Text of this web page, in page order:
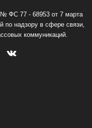
ФС 77 - 68953 от 7 марта
по надзору в сфере связи,
коммуникаций.